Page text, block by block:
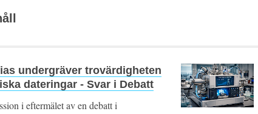
undergräver trovärdigheten
dateringar - Svar i Debatt
i eftermälet av en debatt i